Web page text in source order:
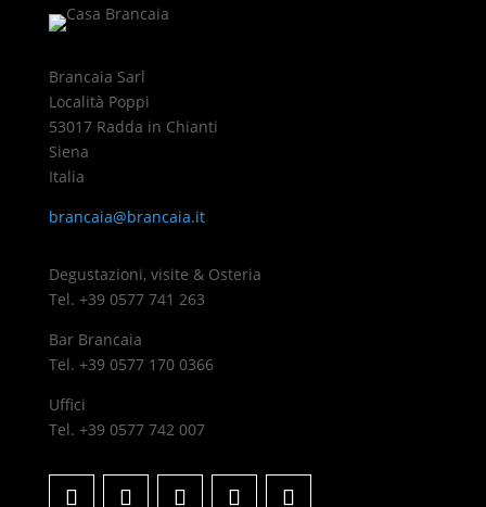
Brancaia Sarl
Località Poppi
53017 Radda in Chianti
Siena
Italia
brancaia@brancaia.it
Degustazioni, visite & Osteria
Tel. +39 0577 741 263
Bar Brancaia
Tel. +39 0577 170 0366
Uffici
Tel. +39 0577 742 007